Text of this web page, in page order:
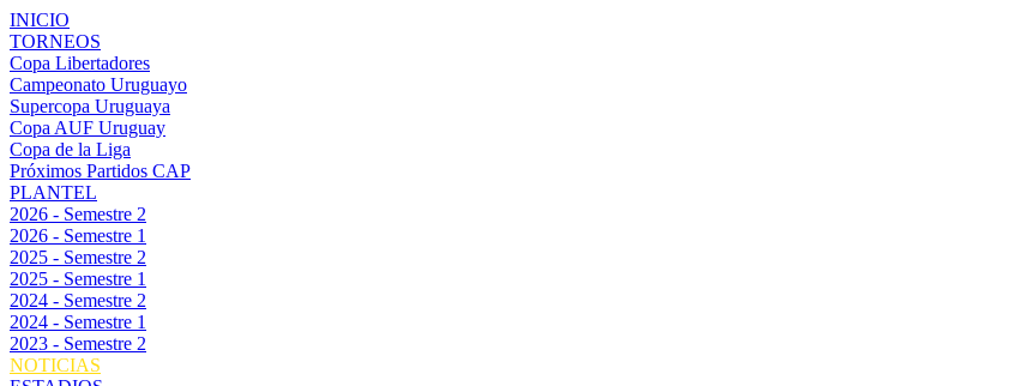
INICIO
TORNEOS
Copa Libertadores
Campeonato Uruguayo
Supercopa Uruguaya
Copa AUF Uruguay
Copa de la Liga
Próximos Partidos CAP
PLANTEL
2026 - Semestre 2
2026 - Semestre 1
2025 - Semestre 2
2025 - Semestre 1
2024 - Semestre 2
2024 - Semestre 1
2023 - Semestre 2
NOTICIAS